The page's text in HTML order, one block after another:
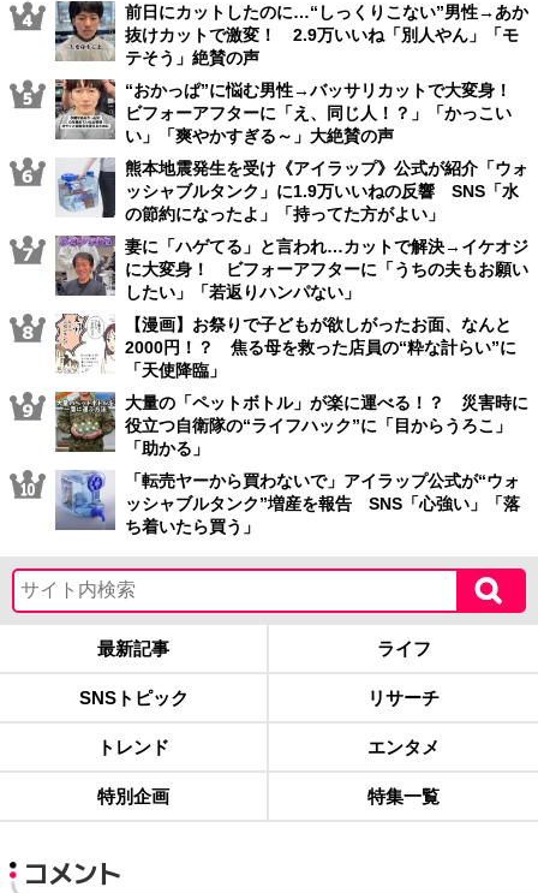
前日にカットしたのに…“しっくりこない”男性→あか
抜けカットで激変！ 2.9万いいね「別人やん」「モ
テそう」絶賛の声
“おかっぱ”に悩む男性→バッサリカットで大変身！
ビフォーアフターに「え、同じ人！？」「かっこい
い」「爽やかすぎる～」大絶賛の声
熊本地震発生を受け《アイラップ》公式が紹介「ウォ
ッシャブルタンク」に1.9万いいねの反響 SNS「水
の節約になったよ」「持ってた方がよい」
妻に「ハゲてる」と言われ…カットで解決→イケオジ
に大変身！ ビフォーアフターに「うちの夫もお願い
したい」「若返りハンパない」
【漫画】お祭りで子どもが欲しがったお面、なんと
2000円！？ 焦る母を救った店員の“粋な計らい”に
「天使降臨」
大量の「ペットボトル」が楽に運べる！？ 災害時に
役立つ自衛隊の“ライフハック”に「目からうろこ」
「助かる」
「転売ヤーから買わないで」アイラップ公式が“ウォ
ッシャブルタンク”増産を報告 SNS「心強い」「落
ち着いたら買う」
最新記事 ライフ
SNSトピック リサーチ
トレンド エンタメ
特別企画 特集一覧
コメント